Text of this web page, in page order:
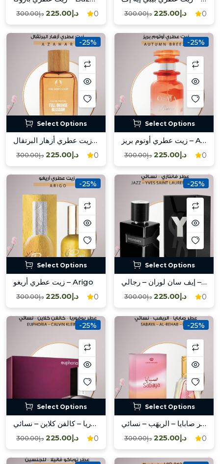
0 د.إ225.00 د.إ300.00 0 د.إ225.00 د.إ300.00
-25%
Select Options
زيت عطري أزهار البرتقال – Azahar /
0 د.إ225.00 د.إ300.00
-25%
Select Options
زيت عطري أوتوم بريز – Autumn Breeze
0 د.إ225.00 د.إ300.00
-25%
Select Options
زيت عطري أريغو – Arigo
0 د.إ225.00 د.إ300.00
-25%
Select Options
عطر جاز – إيف سان لوران – رجالي / Jazz – Yves Saint Laurent – Mas
0 د.إ225.00 د.إ300.00
-25%
Select Options
زيت عطري يوفوريا – كالفن كلاين – نسائي / Euphoria – Calvin Klein – Fem
0 د.إ225.00 د.إ300.00
-25%
Select Options
عطر صابايا – الريهَب – نسائي / Sabaya – Al-Rehab – Fem
0 د.إ225.00 د.إ300.00